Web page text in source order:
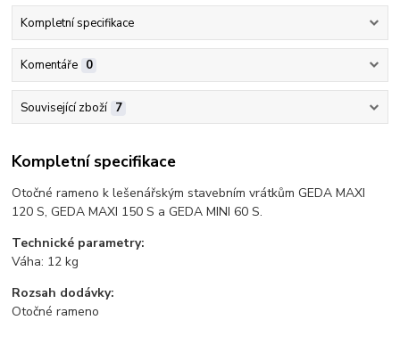
Kompletní specifikace
Komentáře 0
Související zboží 7
Kompletní specifikace
Otočné rameno k lešenářským stavebním vrátkům GEDA MAXI
120 S, GEDA MAXI 150 S a GEDA MINI 60 S.
Technické parametry:
Váha: 12 kg
Rozsah dodávky:
Otočné rameno